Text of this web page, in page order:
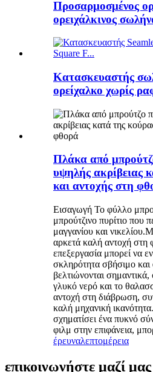
Προσαρμοσμένος
ορειχάλκινος
Κατασκευαστής
ορείχαλκο χωρίς
Πλάκα από
υψηλής ακρίβειας
και αντοχής στη
Εισαγωγή Το φύλλο
μπρούτζινο πυρίτιο που
μαγγανίου και
αρκετά καλή αντοχή στη
επεξεργασία μπορεί να
σκληρότητα σβήσιμο
βελτιώνονται
γλυκό νερό και το
αντοχή στη διάβρωση,
καλή μηχανική
σχηματίσει ένα πυκνό
φιλμ στην επιφάνεια,
έρευναλεπτομέρεια
επικοινωνήστε μαζί μας